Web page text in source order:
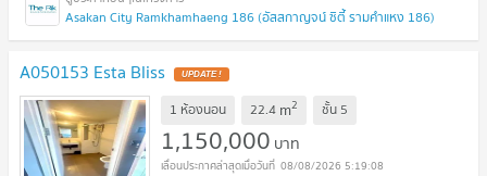
Asakan City Ramkhamhaeng 186 (อัสสกาญจน์ ซิตี้ รามคำแหง 186)
A050153 Esta Bliss UPDATE !
1 ห้องนอน 22.4 m2 ชั้น 5
1,150,000 บาท
08/08/2026 5:19:08